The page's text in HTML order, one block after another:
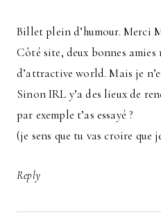
Billet plein d’humour. Merci
Côté site, deux bonnes
d’attractive world. Mais je
Sinon IRL y’a des lieux de
par exemple t’as essayé ?
(je sens que tu vas croire que
Reply